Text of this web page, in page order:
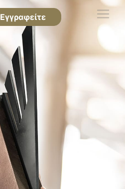
Εγγραφείτε